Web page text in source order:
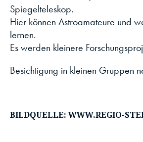
Spiegelteleskop.
Hier können Astroamateure und
lernen.
Es werden kleinere
Besichtigung in kleinen Gruppen
BILDQUELLE: WWW.REGIO-